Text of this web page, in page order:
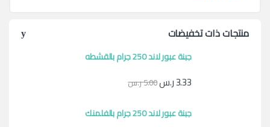
منتجات ذات تخفيضات
جبنة عبور لاند 250 جرام بالقشطه
3.33ر.س5.00ر.س
جبنة عبور لاند 250 جرام بالفلمنك